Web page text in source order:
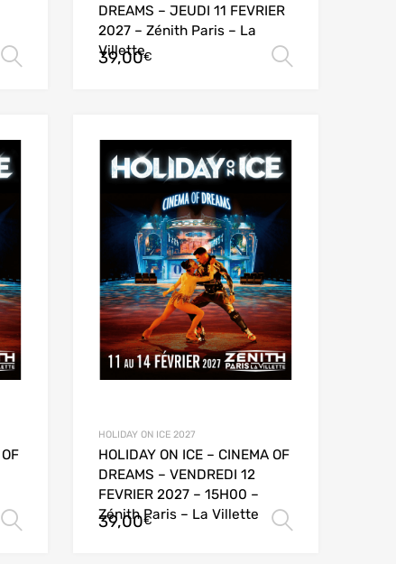
Choix des options
DREAMS – JEUDI 11 FEVRIER
2027 – Zénith Paris – La
Villette
39,00€
Choix des options
HOLIDAY ON ICE 2027
HOLIDAY ON ICE – CINEMA OF
DREAMS – VENDREDI 12
FEVRIER 2027 – 15H00 –
Zénith Paris – La Villette
39,00€